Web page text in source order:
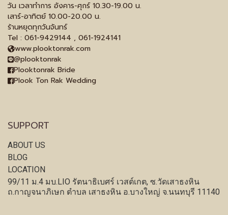
วัน เวลาทำการ อังคาร-ศุกร์ 10.30-19.00 น.
เสาร์-อาทิตย์ 10.00-20.00 น.
ร้านหยุดทุกวันจันทร์
Tel : 061-9429144 , 061-1924141
www.plooktonrak.com
@plooktonrak
Plooktonrak Bride
Plook Ton Rak Wedding
SUPPORT
ABOUT US
BLOG
LOCATION
99/11 ม.4 มบ.LIO รัตนาธิเบศร์ เวสต์เกต, ซ.วัดเสาธงหิน
ถ.กาญจนาภิเษก ตำบล เสาธงหิน อ.บางใหญ่ จ.นนทบุรี 11140